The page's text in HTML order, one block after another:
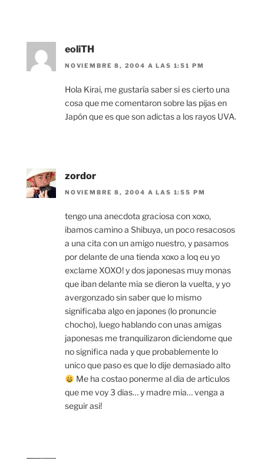
eoliTH
NOVIEMBRE 8, 2004 A LAS 1:51 PM
Hola Kirai, me gustaría saber si es cierto una
cosa que me comentaron sobre las pijas en
Japón que es que son adictas a los rayos UVA.
zordor
NOVIEMBRE 8, 2004 A LAS 1:55 PM
tengo una anecdota graciosa con xoxo,
ibamos camino a Shibuya, un poco resacosos
a una cita con un amigo nuestro, y pasamos
por delante de una tienda xoxo a loq eu yo
exclame XOXO! y dos japonesas muy monas
que iban delante mia se dieron la vuelta, y yo
avergonzado sin saber que lo mismo
significaba algo en japones (lo pronuncie
chocho), luego hablando con unas amigas
japonesas me tranquilizaron diciendome que
no significa nada y que probablemente lo
unico que paso es que lo dije demasiado alto
Me ha costao ponerme al dia de articulos
que me voy 3 dias… y madre mia… venga a
seguir asi!